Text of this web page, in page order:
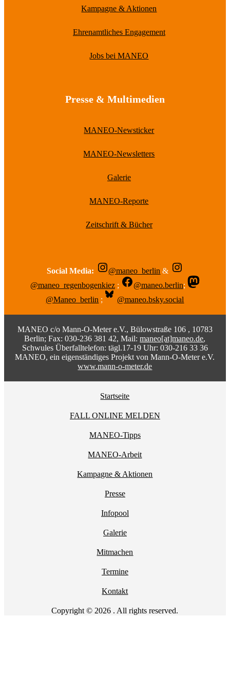
Kampagne & Aktionen
Ehrenamtliches Engagement
Jobs bei MANEO
Presse & Multimedien
MANEO-Newsticker
MANEO-Newsletters
Galerie
MANEO-Reporte
Zeitschrift & Bücher
Social Media: @maneo_berlin &
@maneo_regenbogenkiez ; @maneo.berlin;
@Maneo_berlin ; @maneo.bsky.social
MANEO c/o Mann-O-Meter e.V., Bülowstraße 106 , 10783
Berlin; Fax: 030-236 381 42, Mail:maneo[at]maneo.de,
Schwules Überfalltelefon: tägl.17-19 Uhr: 030-216 33 36
MANEO, ein eigenständiges Projekt von Mann-O-Meter e.V.
www.mann-o-meter.de
Startseite
FALL ONLINE MELDEN
MANEO-Tipps
MANEO-Arbeit
Kampagne & Aktionen
Presse
Infopool
Galerie
Mitmachen
Termine
Kontakt
Copyright © 2026 . All rights reserved.